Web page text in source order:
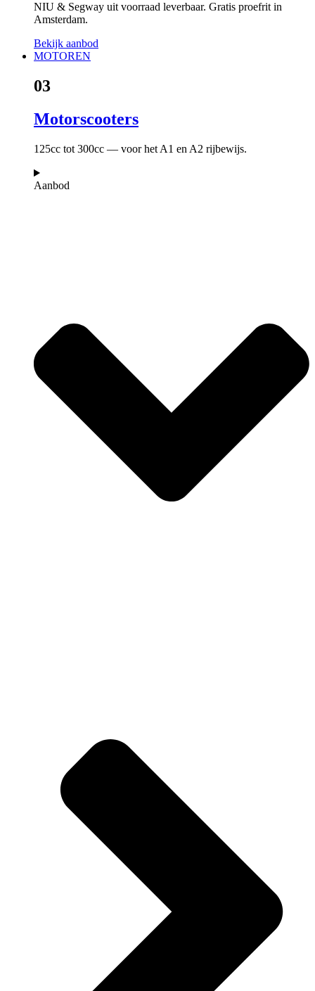
NIU & Segway uit voorraad leverbaar. Gratis proefrit in
Amsterdam.
Bekijk aanbod
MOTOREN
03
Motorscooters
125cc tot 300cc — voor het A1 en A2 rijbewijs.
Aanbod